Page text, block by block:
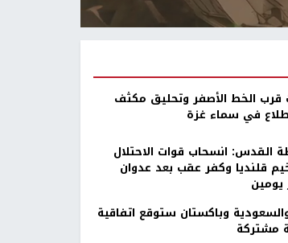
قرب الخط الأصفر وتحليق مكثف
في سماء غزة
القدس: انسحاب قوات الاحتلال
قلنديا وكفر عقب بعد عدوان
يومين
وباكستان ستوقع اتفاقية
مشتركة